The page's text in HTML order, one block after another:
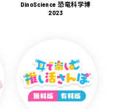
DinoScience 恐竜科学博
2023